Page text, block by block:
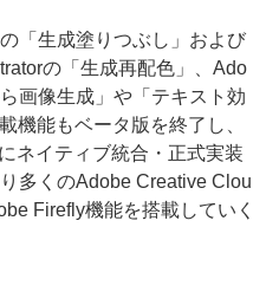
「生成塗りつぶし」および
の「生成再配色」、Ado
画像生成」や「テキスト効
機能もベータ版を終了し、
ネイティブ統合・正式実装
多くのAdobe Creative Clou
Firefly機能を搭載していく